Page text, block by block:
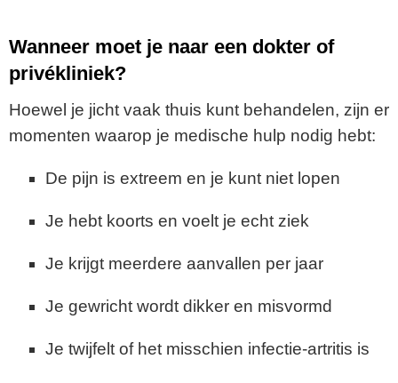
Wanneer moet je naar een dokter of
privékliniek?
Hoewel je jicht vaak thuis kunt behandelen, zijn er
momenten waarop je medische hulp nodig hebt:
De pijn is extreem en je kunt niet lopen
Je hebt koorts en voelt je echt ziek
Je krijgt meerdere aanvallen per jaar
Je gewricht wordt dikker en misvormd
Je twijfelt of het misschien infectie-artritis is